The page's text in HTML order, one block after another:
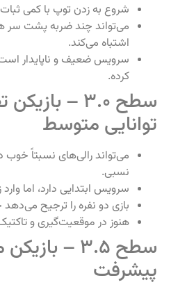
شروع به زدن توپ با کمی
می‌تواند چند ضربه پشت سر
اشتباه می‌کند.
سرویس ضعیف و ناپایدار
کرده.
سطح 3.0 –
توانایی متوسط
می‌تواند رالی‌های نسبتاً خوب
نسبی.
سرویس ابتدایی دارد، اما
بازی دو نفره را ترجیح
هنوز در موقعیت‌گیری و
سطح 3.5 –
پیشرفت